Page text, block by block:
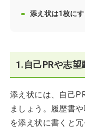
添え状は1枚に
1.自己PRや志
添え状には、自己
ましょう。履歴書
を添え状に書くと